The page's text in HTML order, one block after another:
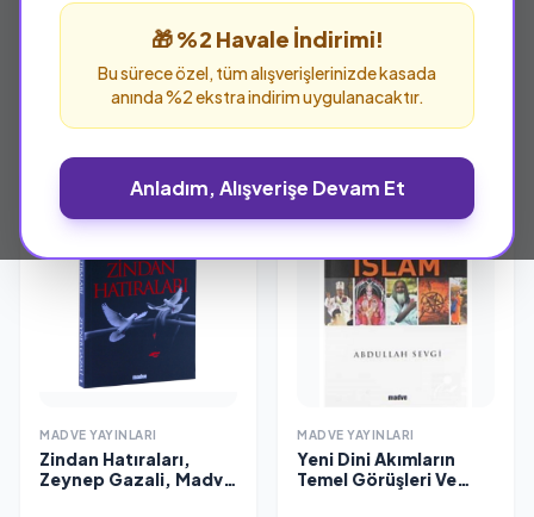
🎁 %2 Havale İndirimi!
Bu sürece özel, tüm alışverişlerinizde kasada
anında %2 ekstra indirim uygulanacaktır.
Anladım, Alışverişe Devam Et
sayfada inceleyebilir ve güvenle sipariş
MADVE YAYINLARI
Zindan Hatıraları,
Zeynep Gazali, Madve
%25 İNDİRİM
MADVE YAYINLARI
Yeni Dini Akımların
Temel Görüşleri Ve